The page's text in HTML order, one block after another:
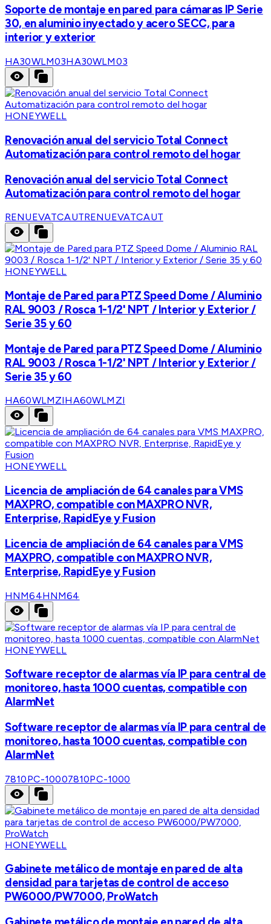
Soporte de montaje en pared para cámaras IP Serie
30, en aluminio inyectado y acero SECC, para
interior y exterior
HA30WLM03HA30WLM03
HONEYWELL
Renovación anual del servicio Total Connect
Automatización para control remoto del hogar
Renovación anual del servicio Total Connect
Automatización para control remoto del hogar
RENUEVATCAUTRENUEVATCAUT
HONEYWELL
Montaje de Pared para PTZ Speed Dome / Aluminio
RAL 9003 / Rosca 1-1/2' NPT / Interior y Exterior /
Serie 35 y 60
Montaje de Pared para PTZ Speed Dome / Aluminio
RAL 9003 / Rosca 1-1/2' NPT / Interior y Exterior /
Serie 35 y 60
HA60WLMZIHA60WLMZI
HONEYWELL
Licencia de ampliación de 64 canales para VMS
MAXPRO, compatible con MAXPRO NVR,
Enterprise, RapidEye y Fusion
Licencia de ampliación de 64 canales para VMS
MAXPRO, compatible con MAXPRO NVR,
Enterprise, RapidEye y Fusion
HNM64HNM64
HONEYWELL
Software receptor de alarmas vía IP para central de
monitoreo, hasta 1000 cuentas, compatible con
AlarmNet
Software receptor de alarmas vía IP para central de
monitoreo, hasta 1000 cuentas, compatible con
AlarmNet
7810PC-10007810PC-1000
HONEYWELL
Gabinete metálico de montaje en pared de alta
densidad para tarjetas de control de acceso
PW6000/PW7000, ProWatch